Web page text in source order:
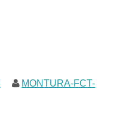
MONTURA-FCT-